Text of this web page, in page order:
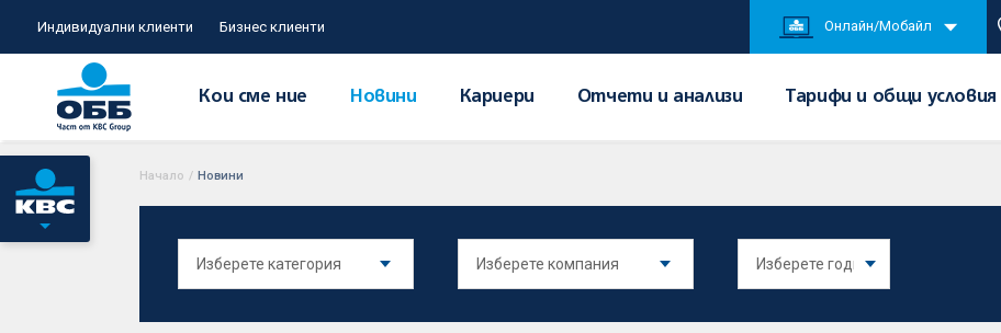
Индивидуални клиенти Бизнес клиенти Онлайн/Мобайл
Кои сме ние Новини Кариери Отчети и анализи Тарифи и общи условия
Начало / Новини